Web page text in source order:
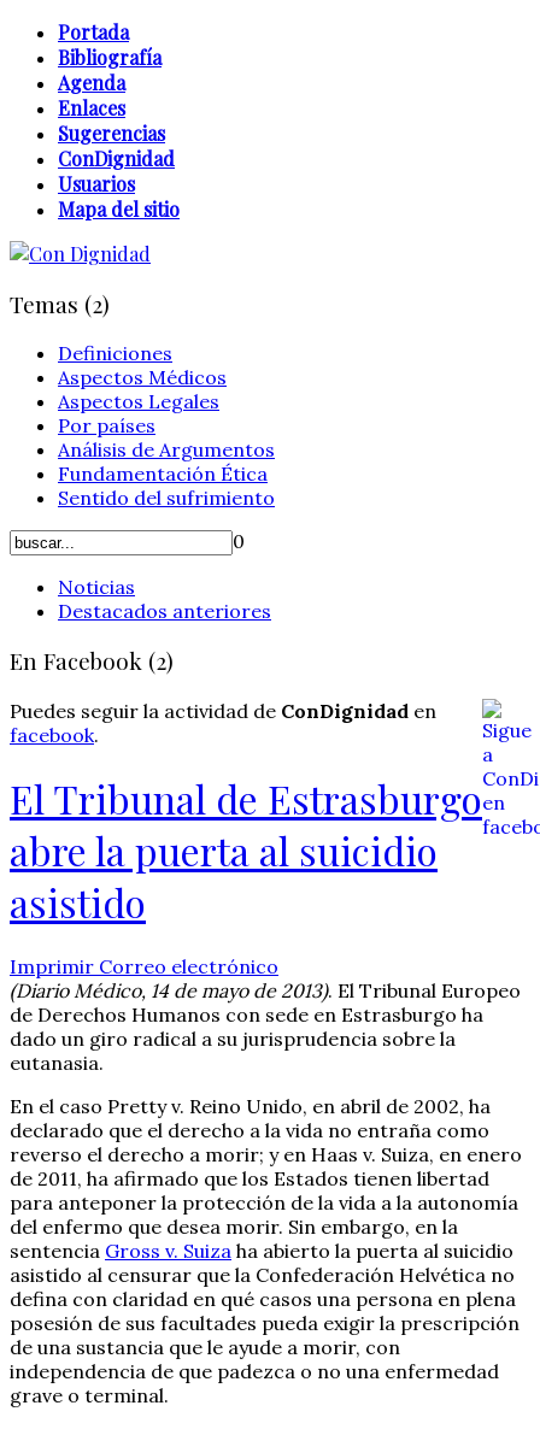
Portada
Bibliografía
Agenda
Enlaces
Sugerencias
ConDignidad
Usuarios
Mapa del sitio
Temas (2)
Definiciones
Aspectos Médicos
Aspectos Legales
Por países
Análisis de Argumentos
Fundamentación Ética
Sentido del sufrimiento
0
Noticias
Destacados anteriores
En Facebook (2)
Puedes seguir la actividad de ConDignidad en
facebook.
El Tribunal de Estrasburgo
abre la puerta al suicidio
asistido
Imprimir Correo electrónico
(Diario Médico, 14 de mayo de 2013). El Tribunal Europeo
de Derechos Humanos con sede en Estrasburgo ha
dado un giro radical a su jurisprudencia sobre la
eutanasia.
En el caso Pretty v. Reino Unido, en abril de 2002, ha
declarado que el derecho a la vida no entraña como
reverso el derecho a morir; y en Haas v. Suiza, en enero
de 2011, ha afirmado que los Estados tienen libertad
para anteponer la protección de la vida a la autonomía
del enfermo que desea morir. Sin embargo, en la
sentencia Gross v. Suiza ha abierto la puerta al suicidio
asistido al censurar que la Confederación Helvética no
defina con claridad en qué casos una persona en plena
posesión de sus facultades pueda exigir la prescripción
de una sustancia que le ayude a morir, con
independencia de que padezca o no una enfermedad
grave o terminal.